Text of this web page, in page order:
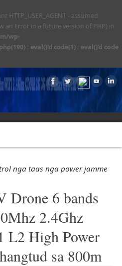
HTTP_USER_AGENT - assumed
an Error in a future version of PHP) in
wp-
: eval()'d code(1) : eval()'d code
nga taas nga power jamme
Drone 6 bands
2.4Ghz
L2 High Power
sa 800m